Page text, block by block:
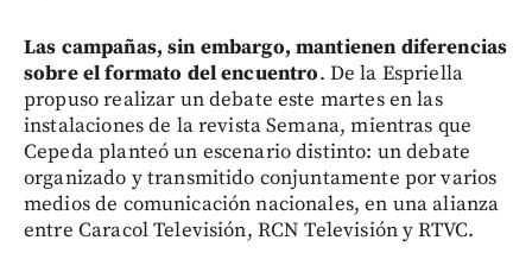
Las campañas, sin embargo, mantienen diferencias
sobre el formato del encuentro. De la Espriella
propuso realizar un debate este martes en las
instalaciones de la revista Semana, mientras que
Cepeda planteó un escenario distinto: un debate
organizado y transmitido conjuntamente por varios
medios de comunicación nacionales, en una alianza
entre Caracol Televisión, RCN Televisión y RTVC.